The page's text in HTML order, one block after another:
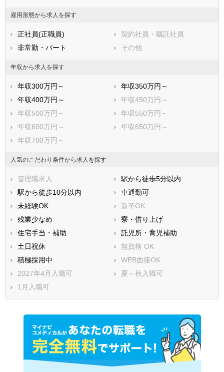
雇用形態から求人を探す
正社員(正職員)
契約社員・嘱託社員
非常勤・パート
その他
年収から求人を探す
年収300万円～
年収350万円～
年収400万円～
年収450万円～
年収500万円～
年収550万円～
年収600万円～
年収650万円～
年収700万円～
人気のこだわり条件から求人を探す
管理職求人
駅から徒歩5分以内
駅から徒歩10分以内
車通勤可
未経験OK
新卒OK
残業少なめ
寮・借り上げ
住宅手当・補助
託児所・育児補助
土日祝休
無資格 OK
積極採用中
WEB面接OK
2027年4月入職可
夏～秋入職可
1月入職可